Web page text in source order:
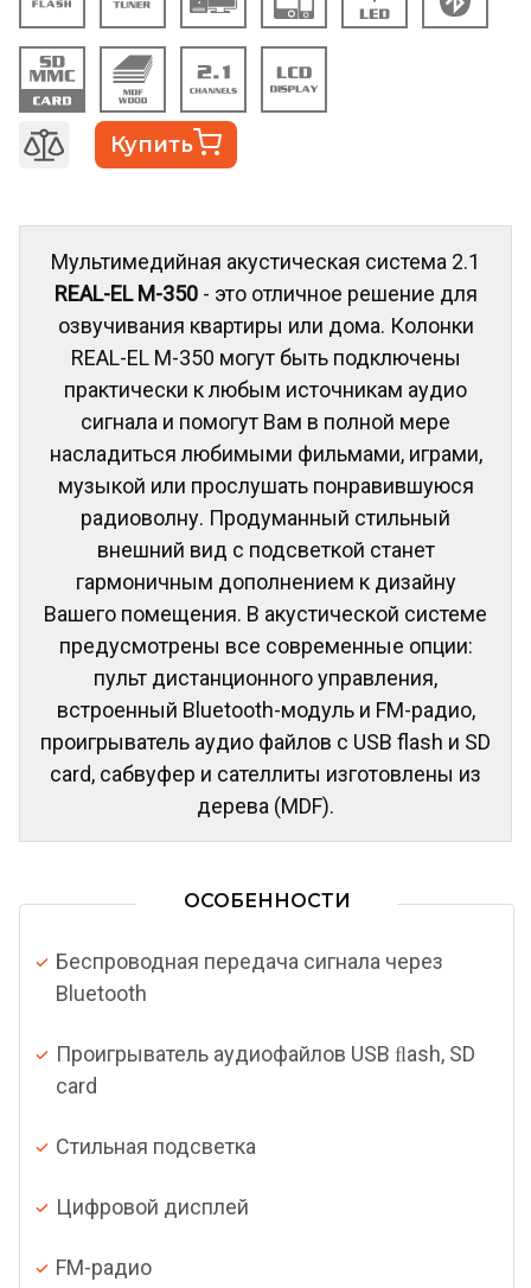
Купить
Мультимедийная акустическая система 2.1
REAL-EL M-350- это отличное решение для
озвучивания квартиры или дома. Колонки
REAL-EL M-350 могут быть подключены
практически к любым источникам аудио
сигнала и помогут Вам в полной мере
насладиться любимыми фильмами, играми,
музыкой или прослушать понравившуюся
радиоволну. Продуманный стильный
внешний вид с подсветкой станет
гармоничным дополнением к дизайну
Вашего помещения. В акустической системе
предусмотрены все современные опции:
пульт дистанционного управления,
встроенный Bluetooth-модуль и FM-радио,
проигрыватель аудио файлов с USB flash и SD
card, сабвуфер и сателлиты изготовлены из
дерева (MDF).
ОСОБЕННОСТИ
Беспроводная передача сигнала через
Bluetooth
Проигрыватель аудиофайлов USB ﬂash, SD
card
Стильная подсветка
Цифровой дисплей
FM-радио